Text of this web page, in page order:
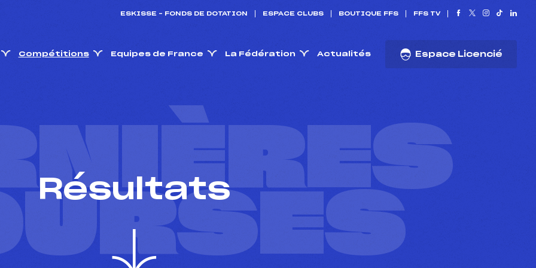
ESKISSE – FONDS DE DOTATION ESPACE CLUBS BOUTIQUE FFS FFS TV
Compétitions Equipes de France La Fédération Actualités Espace Licencié
Résultats